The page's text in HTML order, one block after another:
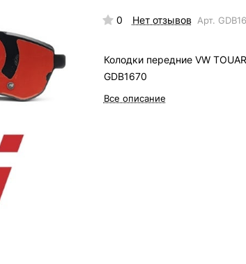
0 Нет отзывов Арт.
Колодки передние VW
GDB1670
Все описание